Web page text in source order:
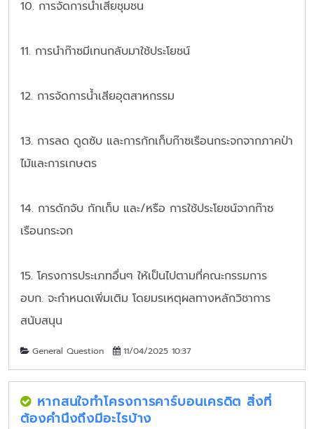
10. การจัดการน้ำเสียชุมชน
11. การนำก๊าซมีเทนกลับมาใช้ประโยชน์
12. การจัดการน้ำเสียอุตสาหกรรม
13. การลด ดูดซับ และการกักเก็บก๊าซเรือนกระจกจากภาคป่า
ไม้และการเกษตร
14. การดักจับ กักเก็บ และ/หรือ การใช้ประโยชน์จากก๊าซ
เรือนกระจก
15. โครงการประเภทอื่นๆ ให้เป็นไปตามที่คณะกรรมการ
อบก. จะกำหนดเพิ่มเติม โดยมรเหตุผลทางหลักวิชาการ
สนับสนุน
General Question 11/04/2025 10:37
หากสนใจทำโครงการคาร์บอนเครดิต สิ่งที่
ต้องคำนึงถึงมีอะไรบ้าง